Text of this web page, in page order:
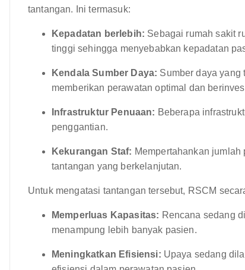
tantangan. Ini termasuk:
Kepadatan berlebih: Sebagai rumah sakit
tinggi sehingga menyebabkan kepadatan
Kendala Sumber Daya: Sumber daya yang
memberikan perawatan optimal dan
Infrastruktur Penuaan: Beberapa
penggantian.
Kekurangan Staf: Mempertahankan
tantangan yang berkelanjutan.
Untuk mengatasi tantangan tersebut, RSCM
Memperluas Kapasitas: Rencana sedang
menampung lebih banyak pasien.
Meningkatkan Efisiensi: Upaya sedang